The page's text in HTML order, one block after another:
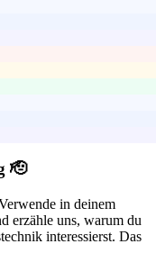
🫡
in deinem
erzähle uns, warum du
interessierst. Das